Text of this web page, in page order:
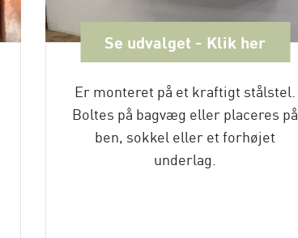
Se udvalget - Klik her
Er monteret på et kraftigt stålstel.
Boltes på bagvæg eller placeres på
ben, sokkel eller et forhøjet
underlag.